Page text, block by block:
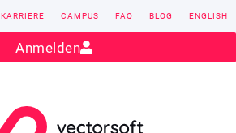
Kontakt:sales@vectorsoft.de
KARRIERE CAMPUS FAQ BLOG ENGLISH
Anmelden